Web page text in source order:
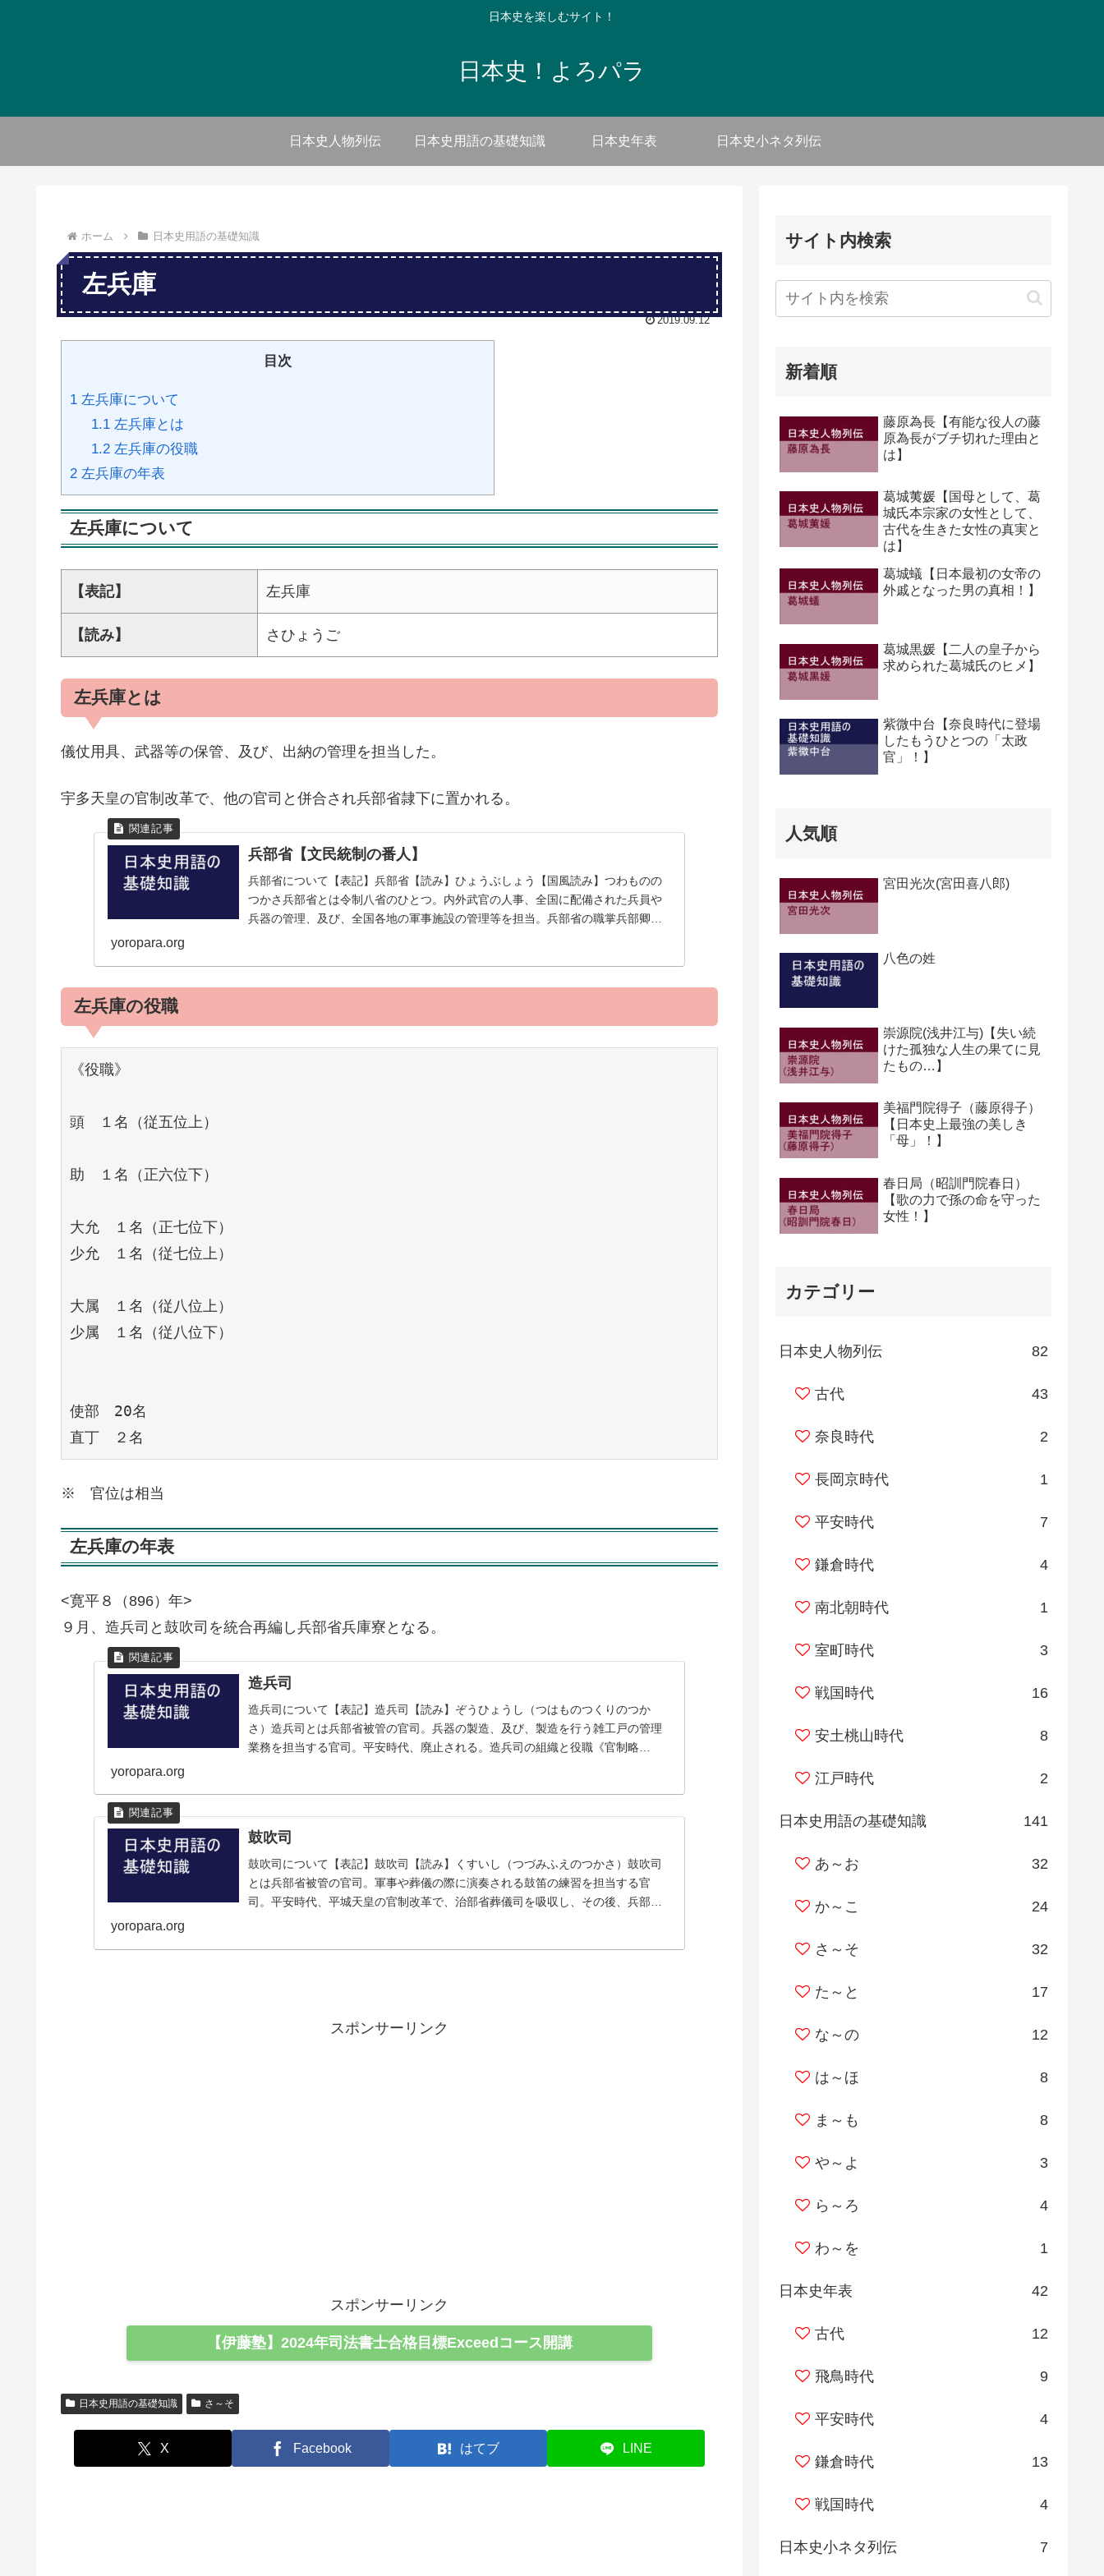
日本史を楽しむサイト！
日本史！よろパラ
日本史人物列伝 日本史用語の基礎知識 日本史年表 日本史小ネタ列伝
ホーム 日本史用語の基礎知識
左兵庫
2019.09.12
目次
1 左兵庫について
1.1左兵庫とは
1.2左兵庫の役職
2 左兵庫の年表
左兵庫について
【表記】 左兵庫
【読み】 さひょうご
左兵庫とは
儀仗用具、武器等の保管、及び、出納の管理を担当した。
宇多天皇の官制改革で、他の官司と併合され兵部省隷下に置かれる。
兵部省【文民統制の番人】
兵部省について【表記】兵部省【読み】ひょうぶしょう【国風読み】つわものの
つかさ兵部省とは令制八省のひとつ。内外武官の人事、全国に配備された兵員や
兵器の管理、及び、全国各地の軍事施設の管理等を担当。兵部省の職掌兵部卿の
yoropara.org
左兵庫の役職
《役職》
頭　１名（従五位上）
助　１名（正六位下）
大允　１名（正七位下）
少允　１名（従七位上）
大属　１名（従八位上）
少属　１名（従八位下）
使部　20名
※ 官位は相当
左兵庫の年表
<寛平８（896）年>
９月、造兵司と鼓吹司を統合再編し兵部省兵庫寮となる。
造兵司
造兵司について【表記】造兵司【読み】ぞうひょうし（つはものつくりのつか
さ）造兵司とは兵部省被管の官司。兵器の製造、及び、製造を行う雑工戸の管理
業務を担当する官司。平安時代、廃止される。造兵司の組織と役職《官制略
yoropara.org
鼓吹司
鼓吹司について【表記】鼓吹司【読み】くすいし（つづみふえのつかさ）鼓吹司
とは兵部省被管の官司。軍事や葬儀の際に演奏される鼓笛の練習を担当する官
司。平安時代、平城天皇の官制改革で、治部省葬儀司を吸収し、その後、兵部省
yoropara.org
スポンサーリンク
スポンサーリンク
【伊藤塾】2024年司法書士合格目標Exceedコース開講
日本史用語の基礎知識 さ～そ
X Facebook はてブ LINE
サイト内検索
新着順
藤原為長【有能な役人の藤
原為長がブチ切れた理由と
は】
葛城荑媛【国母として、葛
城氏本宗家の女性として、
古代を生きた女性の真実と
は】
葛城蟻【日本最初の女帝の
外戚となった男の真相！】
葛城黒媛【二人の皇子から
求められた葛城氏のヒメ】
紫微中台【奈良時代に登場
したもうひとつの「太政
官」！】
人気順
宮田光次(宮田喜八郎)
八色の姓
崇源院(浅井江与)【失い続
けた孤独な人生の果てに見
たもの…】
美福門院得子（藤原得子）
【日本史上最強の美しき
「母」！】
春日局（昭訓門院春日）
【歌の力で孫の命を守った
女性！】
カテゴリー
日本史人物列伝 82
古代 43
奈良時代 2
長岡京時代 1
平安時代 7
鎌倉時代 4
南北朝時代 1
室町時代 3
戦国時代 16
安土桃山時代 8
江戸時代 2
日本史用語の基礎知識 141
あ～お 32
か～こ 24
さ～そ 32
た～と 17
な～の 12
は～ほ 8
ま～も 8
や～よ 3
ら～ろ 4
わ～を 1
日本史年表 42
古代 12
飛鳥時代 9
平安時代 4
鎌倉時代 13
戦国時代 4
日本史小ネタ列伝 7